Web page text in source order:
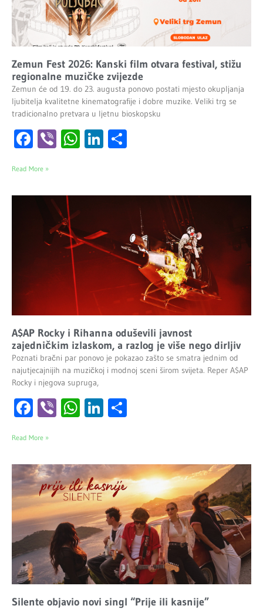
Zemun Fest 2026: Kanski film otvara festival, stižu
regionalne muzičke zvijezde
Zemun će od 19. do 23. augusta ponovo postati mjesto okupljanja
ljubitelja kvalitetne kinematografije i dobre muzike. Veliki trg se
tradicionalno pretvara u ljetnu bioskopsku
Facebook
ViberWhatsApp
LinkedIn
Read More »
A$AP Rocky i Rihanna oduševili javnost
zajedničkim izlaskom, a razlog je više nego dirljiv
Poznati bračni par ponovo je pokazao zašto se smatra jednim od
najutjecajnijih na muzičkoj i modnoj sceni širom svijeta. Reper A$AP
Rocky i njegova supruga,
Facebook
ViberWhatsApp
LinkedIn
Read More »
Silente objavio novi singl “Prije ili kasnije”